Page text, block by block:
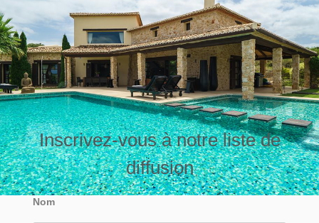
Inscrivez-vous à notre liste de
diffusion
Nom